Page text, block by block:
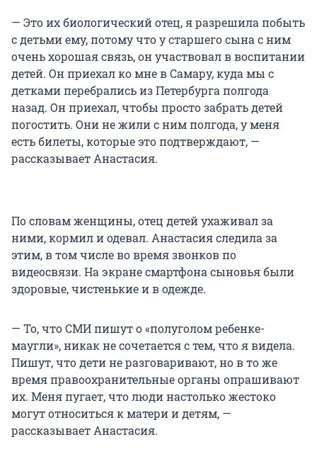
— Это их биологический отец, я разрешила побыть
с детьми ему, потому что у старшего сына с ним
очень хорошая связь, он участвовал в воспитании
детей. Он приехал ко мне в Самару, куда мы с
детками перебрались из Петербурга полгода
назад. Он приехал, чтобы просто забрать детей
погостить. Они не жили с ним полгода, у меня
есть билеты, которые это подтверждают, —
рассказывает Анастасия.
По словам женщины, отец детей ухаживал за
ними, кормил и одевал. Анастасия следила за
этим, в том числе во время звонков по
видеосвязи. На экране смартфона сыновья были
здоровые, чистенькие и в одежде.
— То, что СМИ пишут о «полуголом ребенке-
маугли», никак не сочетается с тем, что я видела.
Пишут, что дети не разговаривают, но в то же
время правоохранительные органы опрашивают
их. Меня пугает, что люди настолько жестоко
могут относиться к матери и детям, —
рассказывает Анастасия.